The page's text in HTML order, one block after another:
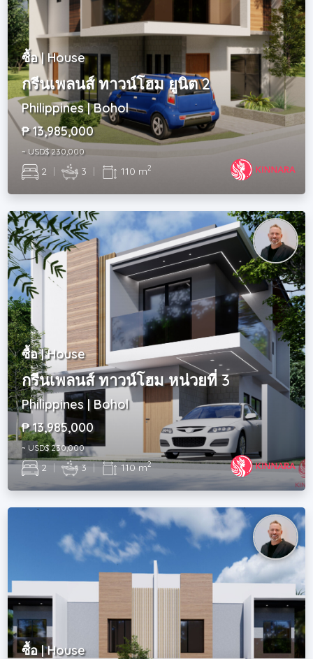
ซื้อ | House
กรีนเพลนส์ ทาวน์โฮม ยูนิต 2
Philippines | Bohol
₱ 13,985,000
~ USD$ 230,000
2 | 3 | 110 m2
ซื้อ | House
กรีนเพลนส์ ทาวน์โฮม หน่วยที่ 3
Philippines | Bohol
₱ 13,985,000
~ USD$ 230,000
2 | 3 | 110 m2
ซื้อ | House